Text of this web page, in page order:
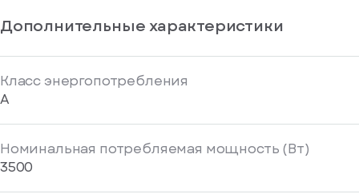
Дополнительные характеристики
Класс энергопотребления
A
Номинальная потребляемая мощность (Вт)
3500